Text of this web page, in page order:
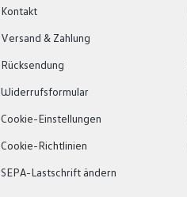
Kontakt
Versand & Zahlung
Rücksendung
Widerrufsformular
Cookie-Einstellungen
Cookie-Richtlinien
SEPA-Lastschrift ändern